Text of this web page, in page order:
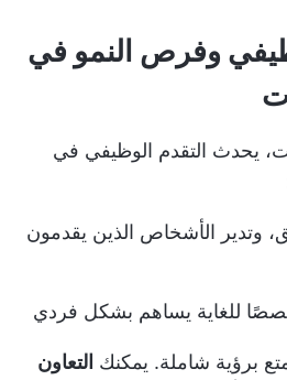
وفرص النمو في
يحدث التقدم الوظيفي في
وتدير الأشخاص الذين يقدمون
للغاية يساهم بشكل فردي
برؤية شاملة. يمكنك التعاون